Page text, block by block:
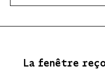
La fenêtre